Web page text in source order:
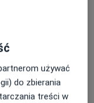
na pierwszej
usługi "wizyta
przygotowanie
zęba).
używać
do zbierania
treści w